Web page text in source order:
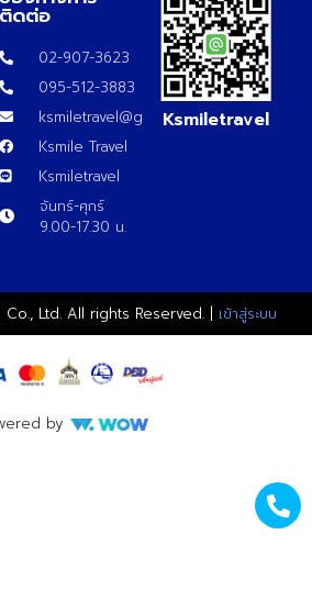
ติดต่อ
02-907-3623
095-512-3883
ksmiletravel@gmail.com
Ksmile Travel
Ksmiletravel
จันทร์-ศุกร์
9.00-17.30 น.
Ksmiletravel
Ltd. All rights Reserved. | เข้าสู่ระบบ
by